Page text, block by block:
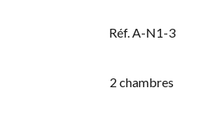
Réf. A-N1-3
2 chambres